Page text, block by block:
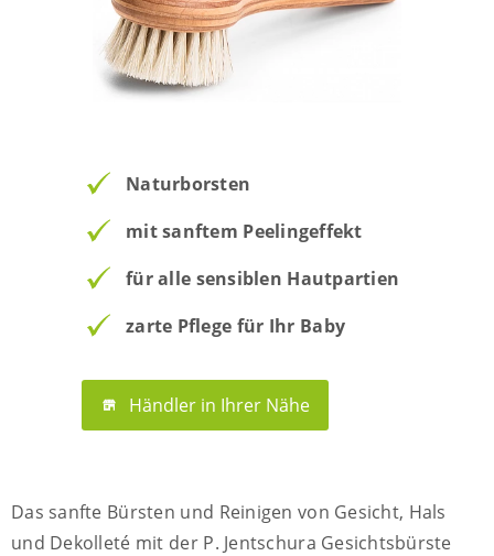
Naturborsten
mit sanftem Peelingeffekt
für alle sensiblen Hautpartien
zarte Pflege für Ihr Baby
Händler in Ihrer Nähe
Das sanfte Bürsten und Reinigen von Gesicht, Hals
und Dekolleté mit der P. Jentschura Gesichtsbürste